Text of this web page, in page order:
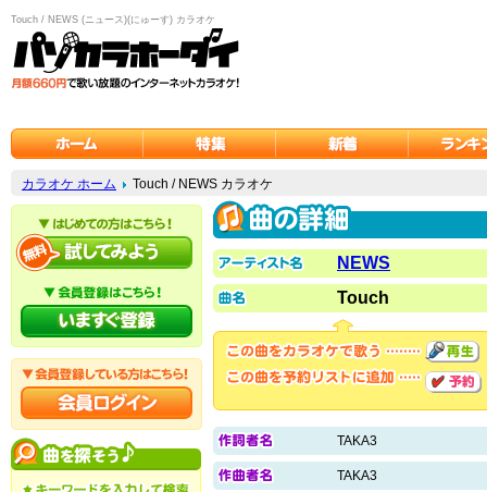
Touch / NEWS (ニュース)(にゅーす) カラオケ
カラオケ ホーム Touch / NEWS カラオケ
NEWS
Touch
TAKA3
TAKA3